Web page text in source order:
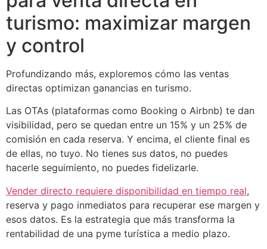
turismo: maximizar margen
y control
Profundizando más, exploremos cómo las ventas
directas optimizan ganancias en turismo.
Las OTAs (plataformas como Booking o Airbnb) te dan
visibilidad, pero se quedan entre un 15% y un 25% de
comisión en cada reserva. Y encima, el cliente final es
de ellas, no tuyo. No tienes sus datos, no puedes
hacerle seguimiento, no puedes fidelizarle.
Vender directo requiere disponibilidad en tiempo real,
reserva y pago inmediatos para recuperar ese margen y
esos datos. Es la estrategia que más transforma la
rentabilidad de una pyme turística a medio plazo.